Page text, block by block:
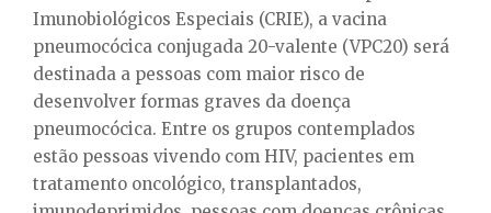
Imunobiológicos Especiais (CRIE), a vacina
pneumocócica conjugada 20-valente (VPC20) será
destinada a pessoas com maior risco de
desenvolver formas graves da doença
pneumocócica. Entre os grupos contemplados
estão pessoas vivendo com HIV, pacientes em
tratamento oncológico, transplantados,